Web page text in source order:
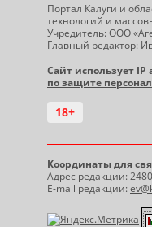
Портал Калуги и
технологий и
Учредитель: ООО
Главный редактор:
Сайт использует IP
по защите
18+
Координаты для
Адрес редакции:
E-mail редакции: